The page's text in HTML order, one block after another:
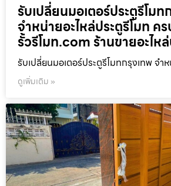
รับเปลี่ยนมอเตอร์ประตูรีโมท
จำหน่ายอะไหล่ประตูรีโมท ค
รั้วรีโมท.com ร้านขายอะไห
รับเปลี่ยนมอเตอร์ประตูรีโมทกรุงเทพ จำ
ดูเพิ่มเติม »